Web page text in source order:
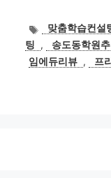
태맞춤학습컨설
팅
, 송도동학원추
임에듀리뷰 , 프